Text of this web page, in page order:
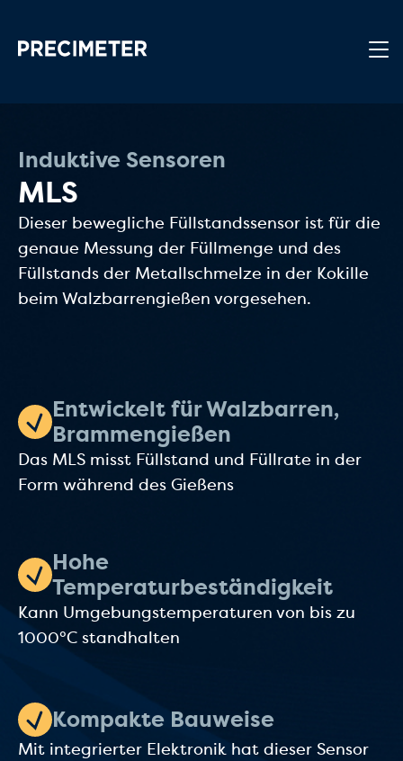
Induktive Sensoren
MLS
Dieser bewegliche Füllstandssensor ist für die
genaue Messung der Füllmenge und des
Füllstands der Metallschmelze in der Kokille
beim Walzbarrengießen vorgesehen.
Entwickelt für Walzbarren,
Brammengießen
Das MLS misst Füllstand und Füllrate in der
Form während des Gießens
Hohe
Temperaturbeständigkeit
Kann Umgebungstemperaturen von bis zu
1000°C standhalten
Kompakte Bauweise
Mit integrierter Elektronik hat dieser Sensor